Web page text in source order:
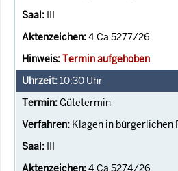
III
4 Ca 5277/26
Termin aufgehoben
10:30 Uhr
Gütetermin
Klagen in
III
4 Ca 5274/26